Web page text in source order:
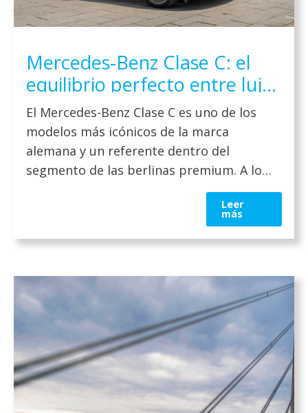
Mercedes-Benz Clase C: el
equilibrio perfecto entre lujo,
tecnología y rendimiento en
2026
El Mercedes-Benz Clase C es uno de los
modelos más icónicos de la marca
alemana y un referente dentro del
segmento de las berlinas premium. A lo
largo de los años, ha evolucionado para
adaptarse a las nuevas exigencias del
mercado, incorporando tecnología
avanzada, mejoras en eficiencia y un
Leer
más